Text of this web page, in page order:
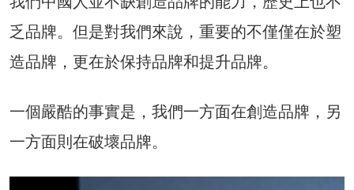
乏品牌。但是對我們來說，重要的不僅僅在於塑
造品牌，更在於保持品牌和提升品牌。
一個嚴酷的事實是，我們一方面在創造品牌，另
一方面則在破壞品牌。